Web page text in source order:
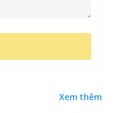
Xem thêm